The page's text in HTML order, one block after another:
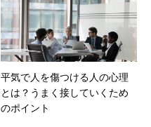
平気で人を傷つける人の心理
とは？うまく接していくため
のポイント